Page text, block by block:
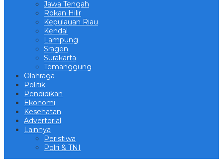
Jawa Tengah
Rokan Hilir
Kepulauan Riau
Kendal
Lampung
Sragen
Surakarta
Temanggung
Olahraga
Politik
Pendidikan
Ekonomi
Kesehatan
Advertorial
Lainnya
Peristiwa
Polri & TNI